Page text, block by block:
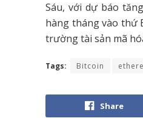
Sáu, với dự báo
hàng tháng vào thứ
trường tài sản mã
Tags: Bitcoin
Share